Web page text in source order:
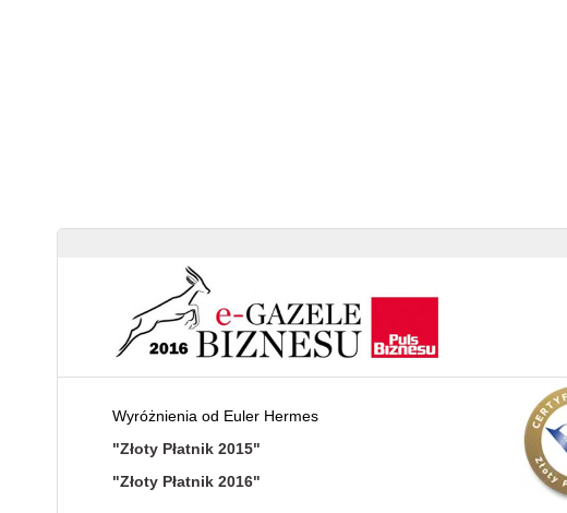
Wyróżnienia od Euler Hermes
"Złoty Płatnik 2015"
"Złoty Płatnik 2016"